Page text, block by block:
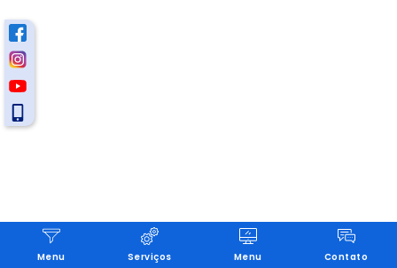
Menu Serviços Menu Contato